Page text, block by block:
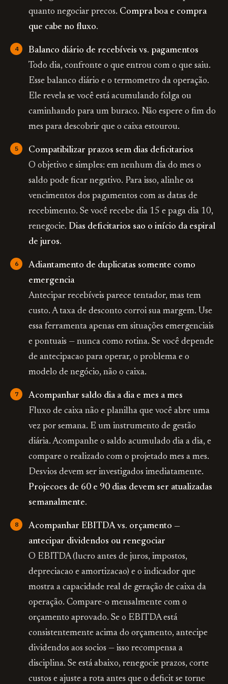
quanto negociar precos. Compra boa e compra
que cabe no fluxo.
Balanco diário de recebíveis vs. pagamentos
Todo dia, confronte o que entrou com o que saiu.
Esse balanco diário e o termometro da operação.
Ele revela se você está acumulando folga ou
caminhando para um buraco. Não espere o fim do
mes para descobrir que o caixa estourou.
Compatibilizar prazos sem dias deficitarios
O objetivo e simples: em nenhum dia do mes o
saldo pode ficar negativo. Para isso, alinhe os
vencimentos dos pagamentos com as datas de
recebimento. Se você recebe dia 15 e paga dia 10,
renegocie. Dias deficitarios sao o início da espiral
de juros.
Adiantamento de duplicatas somente como
emergencia
Antecipar recebíveis parece tentador, mas tem
custo. A taxa de desconto corroi sua margem. Use
essa ferramenta apenas em situações emergenciais
e pontuais — nunca como rotina. Se você depende
de antecipacao para operar, o problema e o
modelo de negócio, não o caixa.
Acompanhar saldo dia a dia e mes a mes
Fluxo de caixa não e planilha que você abre uma
vez por semana. E um instrumento de gestão
diária. Acompanhe o saldo acumulado dia a dia, e
compare o realizado com o projetado mes a mes.
Desvios devem ser investigados imediatamente.
Projecoes de 60 e 90 dias devem ser atualizadas
semanalmente.
Acompanhar EBITDA vs. orçamento —
antecipar dividendos ou renegociar
O EBITDA (lucro antes de juros, impostos,
depreciacao e amortizacao) e o indicador que
mostra a capacidade real de geração de caixa da
operação. Compare-o mensalmente com o
orçamento aprovado. Se o EBITDA está
consistentemente acima do orçamento, antecipe
dividendos aos socios — isso recompensa a
disciplina. Se está abaixo, renegocie prazos, corte
custos e ajuste a rota antes que o deficit se torne